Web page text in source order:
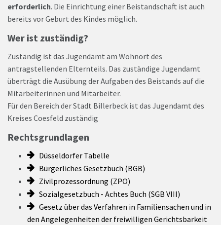
erforderlich. Die Einrichtung einer Beistandschaft ist auch
bereits vor Geburt des Kindes möglich.
Wer ist zuständig?
Zuständig ist das Jugendamt am Wohnort des
antragstellenden Elternteils. Das zuständige Jugendamt
überträgt die Ausübung der Aufgaben des Beistands auf die
Mitarbeiterinnen und Mitarbeiter.
Für den Bereich der Stadt Billerbeck ist das Jugendamt des
Kreises Coesfeld zuständig
Rechtsgrundlagen
Düsseldorfer Tabelle
Bürgerliches Gesetzbuch (BGB)
Zivilprozessordnung (ZPO)
Sozialgesetzbuch - Achtes Buch (SGB VIII)
Gesetz über das Verfahren in Familiensachen und in
den Angelegenheiten der freiwilligen Gerichtsbarkeit